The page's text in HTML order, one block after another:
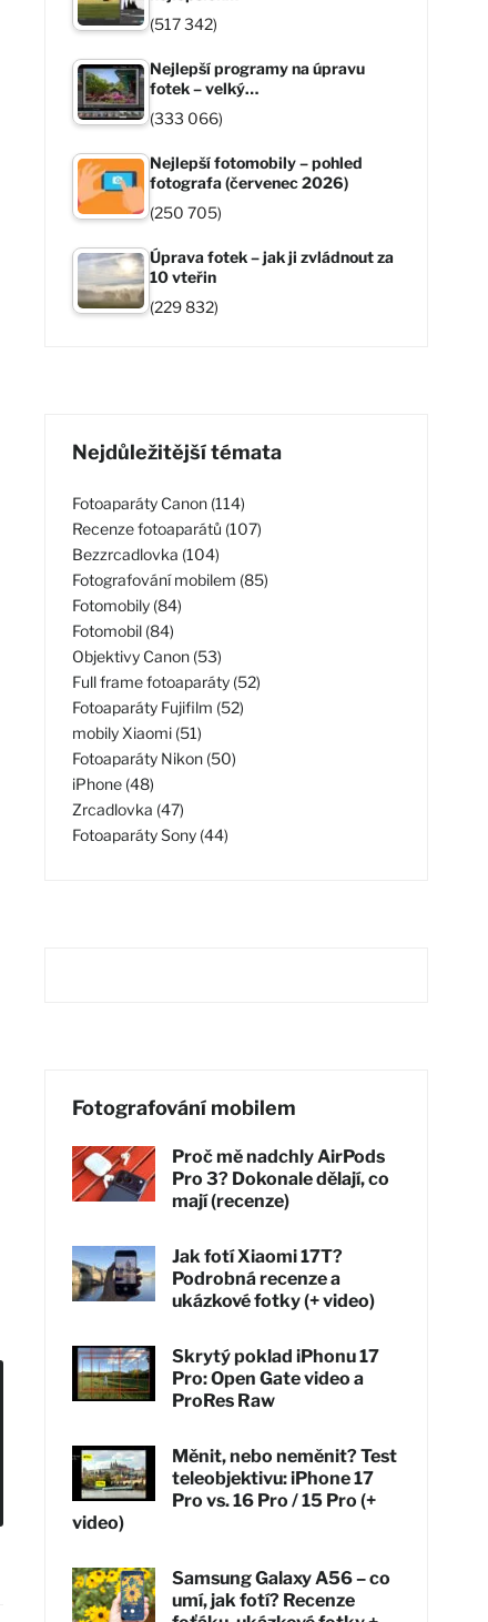
(517 342)
Nejlepší programy na úpravu
fotek – velký…
(333 066)
Nejlepší fotomobily – pohled
fotografa (červenec 2026)
(250 705)
Úprava fotek – jak ji zvládnout za
10 vteřin
(229 832)
Nejdůležitější témata
Fotoaparáty Canon (114)
Recenze fotoaparátů (107)
Bezzrcadlovka (104)
Fotografování mobilem (85)
Fotomobily (84)
Fotomobil (84)
Objektivy Canon (53)
Full frame fotoaparáty (52)
Fotoaparáty Fujifilm (52)
mobily Xiaomi (51)
Fotoaparáty Nikon (50)
iPhone (48)
Zrcadlovka (47)
Fotoaparáty Sony (44)
Fotografování mobilem
Proč mě nadchly AirPods
Pro 3? Dokonale dělají, co
mají (recenze)
Jak fotí Xiaomi 17T?
Podrobná recenze a
ukázkové fotky (+ video)
Skrytý poklad iPhonu 17
Pro: Open Gate video a
ProRes Raw
Měnit, nebo neměnit? Test
teleobjektivu: iPhone 17
Pro vs. 16 Pro / 15 Pro (+
video)
Samsung Galaxy A56 – co
umí, jak fotí? Recenze